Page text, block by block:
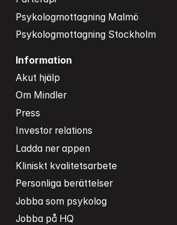
Psykologmottagning Malmö
Psykologmottagning Stockholm
Information
Akut hjälp
Om Mindler
Press
Investor relations
Ladda ner appen
Kliniskt kvalitetsarbete
Personliga berättelser
Jobba som psykolog
Jobba på HQ